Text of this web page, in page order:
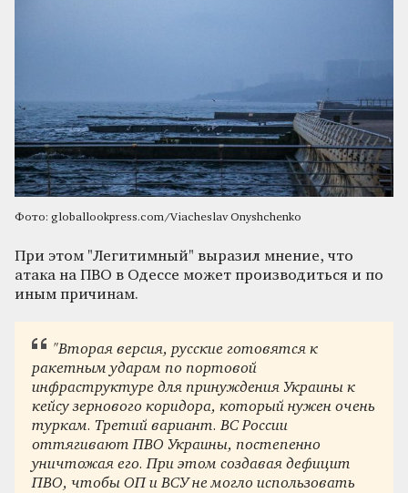
Фото: globallookpress.com/Viacheslav Onyshchenko
При этом "Легитимный" выразил мнение, что
атака на ПВО в Одессе может производиться и по
иным причинам.
"Вторая версия, русские готовятся к
ракетным ударам по портовой
инфраструктуре для принуждения Украины к
кейсу зернового коридора, который нужен очень
туркам. Третий вариант. ВС России
оттягивают ПВО Украины, постепенно
уничтожая его. При этом создавая дефицит
ПВО, чтобы ОП и ВСУ не могло использовать